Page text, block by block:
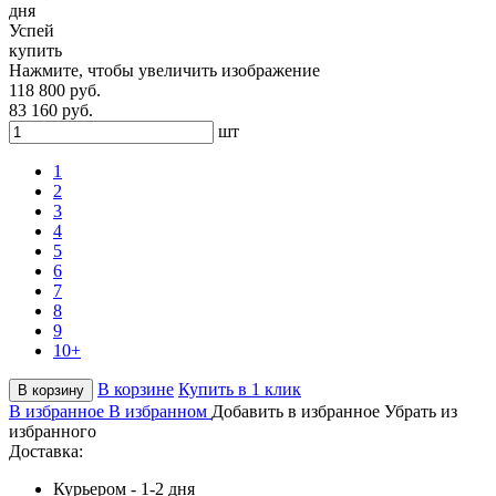
дня
Успей
купить
Нажмите, чтобы увеличить изображение
118 800 руб.
83 160 руб.
шт
1
2
3
4
5
6
7
8
9
10+
В корзину В корзине Купить в 1 клик
В избранное В избранном Добавить в избранное Убрать из
избранного
Доставка:
Курьером - 1-2 дня